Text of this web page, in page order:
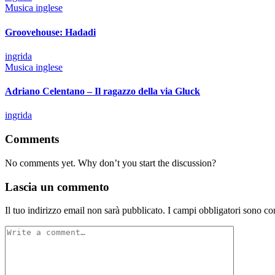
by
Posted
Musica inglese
Groovehouse: Hadadi
Posted
by
ingrida
Posted
Musica inglese
Adriano Celentano – Il ragazzo della via Gluck
Posted
ingrida
Comments
No comments yet. Why don’t you start the discussion?
Lascia un commento
Il tuo indirizzo email non sarà pubblicato. I campi obbligatori sono